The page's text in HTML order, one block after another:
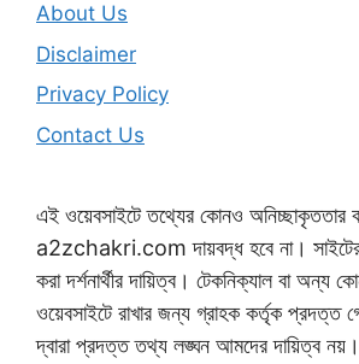
About Us
Disclaimer
Privacy Policy
Contact Us
এই ওয়েবসাইটে তথ্যের কোনও অনিচ্ছাকৃততার
a2zchakri.com দায়বদ্ধ হবে না।
করা দর্শনার্থীর দায়িত্ব। টেকনিক্যাল বা অন্য
ওয়েবসাইটে রাখার জন্য গ্রাহক কর্তৃক প্রদত্ত
দ্বারা প্রদত্ত তথ্য লঙ্ঘন আমদের দায়িত্ব নয়।